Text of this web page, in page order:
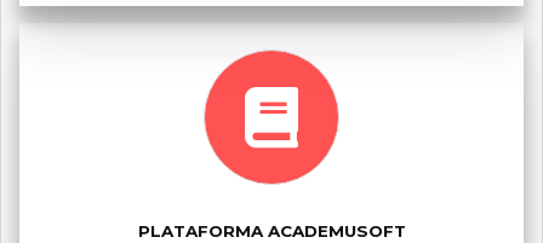
PLATAFORMA ACADEMUSOFT